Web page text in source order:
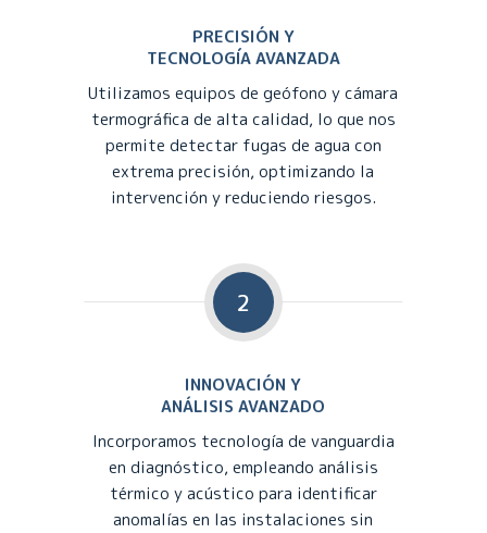
PRECISIÓN Y
TECNOLOGÍA AVANZADA
Utilizamos equipos de geófono y cámara
termográfica de alta calidad, lo que nos
permite detectar fugas de agua con
extrema precisión, optimizando la
intervención y reduciendo riesgos.
2
INNOVACIÓN Y
ANÁLISIS AVANZADO
Incorporamos tecnología de vanguardia
en diagnóstico, empleando análisis
térmico y acústico para identificar
anomalías en las instalaciones sin